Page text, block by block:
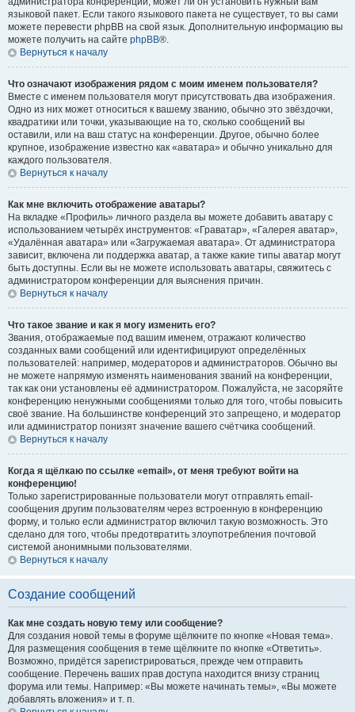
языковой пакет. Если такого языкового пакета не существует, то вы сами
можете перевести phpBB на свой язык. Дополнительную информацию вы
можете получить на сайте phpBB®.
Вернуться к началу
Что означают изображения рядом с моим именем пользователя?
Вместе с именем пользователя могут присутствовать два изображения.
Одно из них может относиться к вашему званию, обычно это звёздочки,
квадратики или точки, указывающие на то, сколько сообщений вы
оставили, или на ваш статус на конференции. Другое, обычно более
крупное, изображение известно как «аватара» и обычно уникально для
каждого пользователя.
Вернуться к началу
Как мне включить отображение аватары?
На вкладке «Профиль» личного раздела вы можете добавить аватару с
использованием четырёх инструментов: «Граватар», «Галерея аватар»,
«Удалённая аватара» или «Загружаемая аватара». От администратора
зависит, включена ли поддержка аватар, а также какие типы аватар могут
быть доступны. Если вы не можете использовать аватары, свяжитесь с
администратором конференции для выяснения причин.
Вернуться к началу
Что такое звание и как я могу изменить его?
Звания, отображаемые под вашим именем, отражают количество
созданных вами сообщений или идентифицируют определённых
пользователей: например, модераторов и администраторов. Обычно вы
не можете напрямую изменять наименования званий на конференции,
так как они установлены её администратором. Пожалуйста, не засоряйте
конференцию ненужными сообщениями только для того, чтобы повысить
своё звание. На большинстве конференций это запрещено, и модератор
или администратор понизят значение вашего счётчика сообщений.
Вернуться к началу
Когда я щёлкаю по ссылке «email», от меня требуют войти на
конференцию!
Только зарегистрированные пользователи могут отправлять email-
сообщения другим пользователям через встроенную в конференцию
форму, и только если администратор включил такую возможность. Это
сделано для того, чтобы предотвратить злоупотребления почтовой
системой анонимными пользователями.
Вернуться к началу
Создание сообщений
Как мне создать новую тему или сообщение?
Для создания новой темы в форуме щёлкните по кнопке «Новая тема».
Для размещения сообщения в теме щёлкните по кнопке «Ответить».
Возможно, придётся зарегистрироваться, прежде чем отправить
сообщение. Перечень ваших прав доступа находится внизу страниц
форума или темы. Например: «Вы можете начинать темы», «Вы можете
добавлять вложения» и т. п.